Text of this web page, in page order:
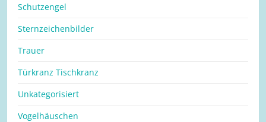
Schutzengel
Sternzeichenbilder
Trauer
Türkranz Tischkranz
Unkategorisiert
Vogelhäuschen